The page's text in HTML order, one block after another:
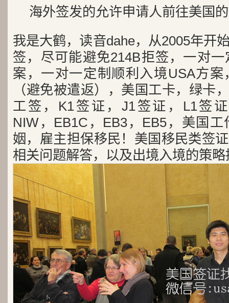
海外签发的允许申请人前往美国
我是大鹤，读音dahe，从2005年开
签，尽可能避免214B拒签，一对
案，一对一定制顺利入境USA方
（避免被遣返），美国工卡，绿卡
工签，K1签证，J1签证，L1签
NIW，EB1C，EB3，EB5，美国
姻，雇主担保移民！美国移民类签
相关问题解答，以及出境入境的策